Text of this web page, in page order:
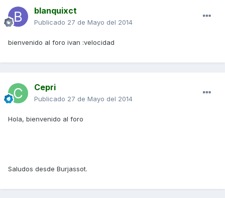
blanquixct
Publicado 27 de Mayo del 2014
bienvenido al foro ivan :velocidad
Cepri
Publicado 27 de Mayo del 2014
Hola, bienvenido al foro
Saludos desde Burjassot.